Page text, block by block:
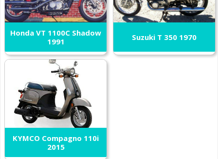
Honda VT 1100C Shadow
1991
Suzuki T 350 1970
KYMCO Compagno 110i
2015